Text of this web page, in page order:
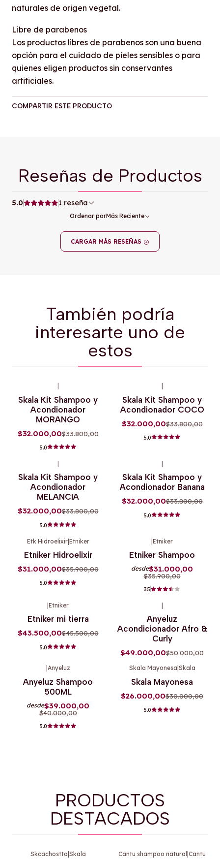
naturales de origen vegetal.
Libre de parabenos
Los productos libres de parabenos son una buena
opción para el cuidado de pieles sensibles o para
quienes eligen productos sin conservantes
artificiales.
COMPARTIR ESTE PRODUCTO
Reseñas de Productos
5.0 1 reseña
Ordenar porMás Reciente
CARGAR MÁS RESEÑAS
También podría
interesarte uno de
estos
Skala Kit Shampoo y
Acondionador
MORANGO
$32.000,00$33.800,00
5.0
Skala Kit Shampoo y
Acondionador COCO
$32.000,00$33.800,00
5.0
Skala Kit Shampoo y
Acondionador
MELANCIA
$32.000,00$33.800,00
5.0
Skala Kit Shampoo y
Acondionador Banana
$32.000,00$33.800,00
5.0
Etk Hidroelixir|Etniker
Etniker Hidroelixir
$31.000,00$35.900,00
5.0
|Etniker
Etniker Shampoo
desde$31.000,00
$35.900,00
3.5
Etniker
Etniker mi tierra
$43.500,00$45.500,00
5.0
Agotado
Anyeluz
Acondicionador Afro &
Curly
$49.000,00$50.000,00
Anyeluz
Anyeluz Shampoo
500ML
desde$39.000,00
$40.000,00
5.0
Skala Mayonesa Skala
Skala Mayonesa
$26.000,00$30.000,00
5.0
PRODUCTOS
DESTACADOS
Skcachostto Skala Cantu shampoo natural Cantu